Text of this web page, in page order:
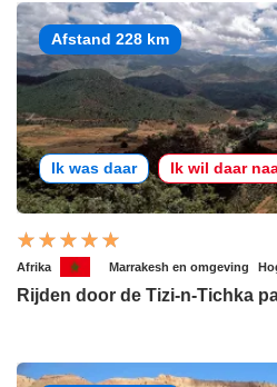
Afstand 228 km
Ik was daar Ik wil daar
Afrika Marrakesh en omgeving
Rijden door de Tizi-n-Tichka